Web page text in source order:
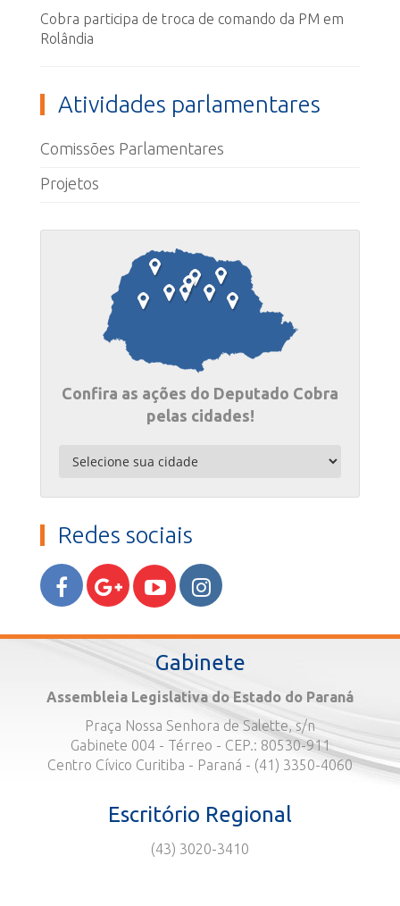
Cobra participa de troca de comando da PM em
Rolândia
Atividades parlamentares
Comissões Parlamentares
Projetos
Confira as ações do Deputado Cobra
pelas cidades!
Redes sociais
Gabinete
Assembleia Legislativa do Estado do Paraná
Praça Nossa Senhora de Salette, s/n
Gabinete 004 - Térreo - CEP.: 80530-911
Centro Cívico Curitiba - Paraná - (41) 3350-4060
Escritório Regional
(43) 3020-3410